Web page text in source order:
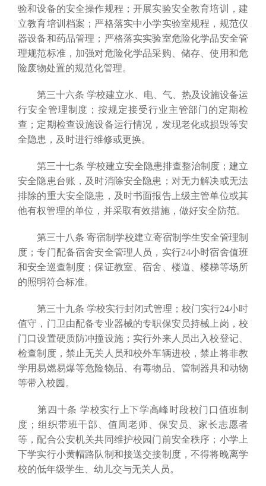
验和设备的安全操作规程；开展实验安全教育培训，建
立教育培训档案；严格落实中小学实验室规程，规范仪
器设备和药品管理；严格落实实验室危险化学品安全管
理规范标准，加强对危险化学品采购、储存、使用和危
险废物处置的规范化管理。
第三十六条 学校建立水、电、气、热及设施设备运
行安全管理制度；按规定接受行业主管部门的定期检
查；定期检查设施设备运行情况，发现老化或损毁等安
全隐患，及时进行维修或更换。
第三十七条 学校建立安全隐患排查整治制度；建立
安全隐患台账，及时消除安全隐患；对无力解决或无法
排除的重大安全隐患，及时书面报告上级主管单位或其
他有权管理的单位，并采取有效措施，做好安全防范。
第三十八条 寄宿制学校建立寄宿制学生安全管理制
度；专门配备宿舍安全管理人员，实行24小时宿舍值班
和安全巡查制度；保证教室、宿舍、楼道、楼梯等场所
的照明符合标准。
第三十九条 学校实行封闭式管理；校门实行24小时
值守，门卫由配备专业器械的专职保安员持械上岗，校
门口设置硬质防冲撞设施；实行外来人员出入校登记、
检查制度，禁止无关人员和校外车辆进校，禁止将非教
学用易燃易爆等危险物品、有毒物品、管制器具和动物
等带入校园。
第四十条 学校实行上下学高峰时段校门口值班制
度；组织带班干部、值周老师、保安员、家长志愿者
等，配合公安机关共同维护校园门前安全秩序；小学上
下学实行小黄帽路队制和接送交接制度，不得将晚离学
校的低年级学生、幼儿交与无关人员。